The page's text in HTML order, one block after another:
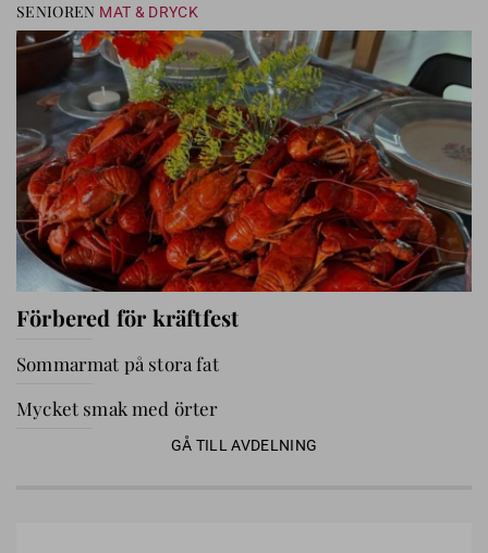
SENIOREN MAT & DRYCK
Förbered för kräftfest
Sommarmat på stora fat
Mycket smak med örter
GÅ TILL AVDELNING